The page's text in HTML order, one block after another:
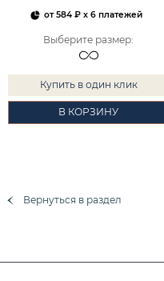
от584 ₽ x 6 платежей
Выберите размер:
Купить в один клик
В КОРЗИНУ
Вернуться в раздел